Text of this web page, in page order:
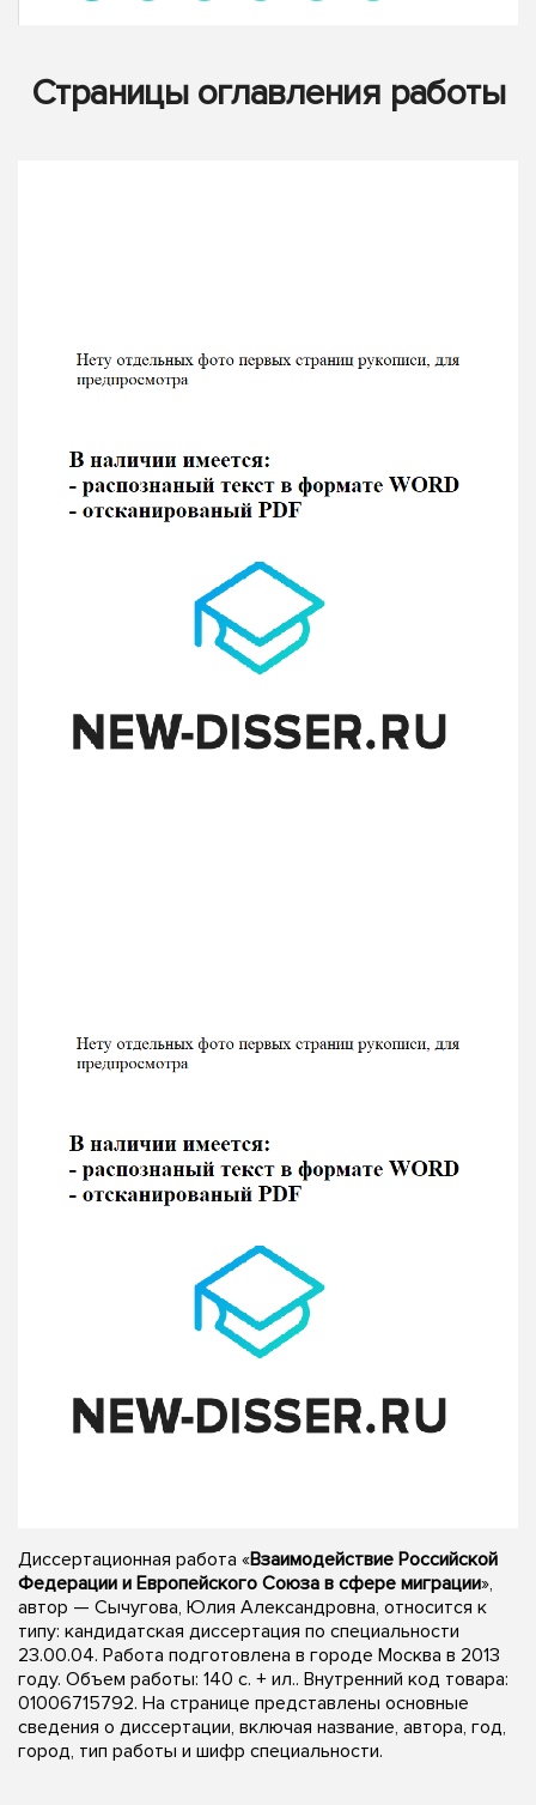
Страницы оглавления работы
Диссертационная работа «Взаимодействие Российской
Федерации и Европейского Союза в сфере миграции»,
автор — Сычугова, Юлия Александровна, относится к
типу: кандидатская диссертация по специальности
23.00.04. Работа подготовлена в городе Москва в 2013
году. Объем работы: 140 с. + ил.. Внутренний код товара:
01006715792. На странице представлены основные
сведения о диссертации, включая название, автора, год,
город, тип работы и шифр специальности.